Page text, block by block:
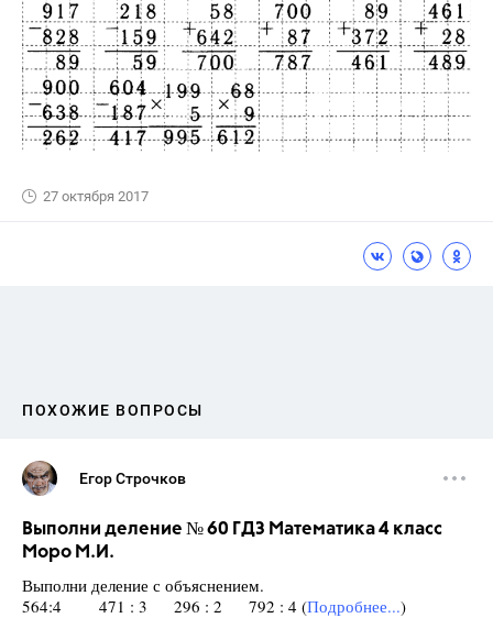
27 октября 2017
ПОХОЖИЕ ВОПРОСЫ
Егор Строчков
Выполни деление № 60 ГДЗ Математика 4 класс
Моро М.И.
Выполни деление с объяснением.
564:4 471 : 3 296 : 2 792 : 4 (Подробнее...)